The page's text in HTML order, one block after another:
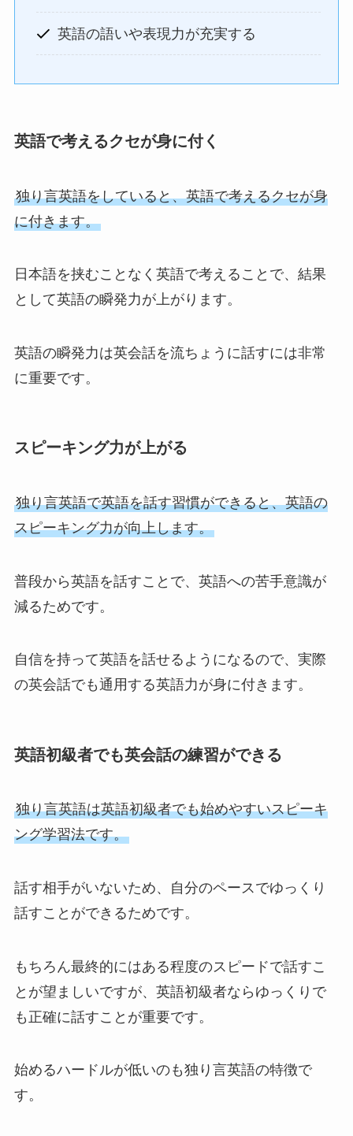
英語の語いや表現力が充実する
英語で考えるクセが身に付く
独り言英語をしていると、英語で考えるクセが身
に付きます。
日本語を挟むことなく英語で考えることで、結果
として英語の瞬発力が上がります。
英語の瞬発力は英会話を流ちょうに話すには非常
に重要です。
スピーキング力が上がる
独り言英語で英語を話す習慣ができると、英語の
スピーキング力が向上します。
普段から英語を話すことで、英語への苦手意識が
減るためです。
自信を持って英語を話せるようになるので、実際
の英会話でも通用する英語力が身に付きます。
英語初級者でも英会話の練習ができる
独り言英語は英語初級者でも始めやすいスピーキ
ング学習法です。
話す相手がいないため、自分のペースでゆっくり
話すことができるためです。
もちろん最終的にはある程度のスピードで話すこ
とが望ましいですが、英語初級者ならゆっくりで
も正確に話すことが重要です。
始めるハードルが低いのも独り言英語の特徴で
す。